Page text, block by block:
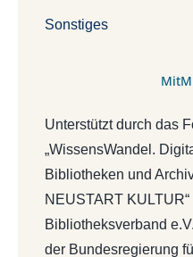
Sonstiges
Unterstützt durch das
„WissensWandel.
Bibliotheken und
NEUSTART
Bibliotheksverband
der Bundesregierung